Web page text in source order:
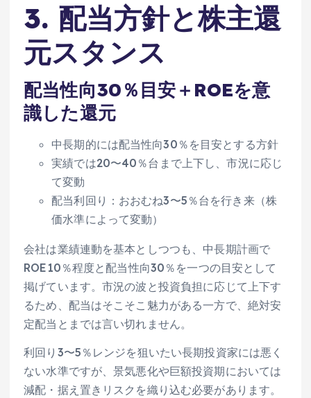
3. 配当方針と株主還
元スタンス
配当性向30％目安＋ROEを意
識した還元
中長期的には配当性向30％を目安とする方針
実績では20〜40％台まで上下し、市況に応じ
て変動
配当利回り：おおむね3〜5％台を行き来（株
価水準によって変動）
会社は業績連動を基本としつつも、中長期計画で
ROE10％程度と配当性向30％を一つの目安として
掲げています。市況の波と投資負担に応じて上下す
るため、配当はそこそこ魅力がある一方で、絶対安
定配当とまでは言い切れません。
利回り3〜5％レンジを狙いたい長期投資家には悪く
ない水準ですが、景気悪化や巨額投資期においては
減配・据え置きリスクを織り込む必要があります。